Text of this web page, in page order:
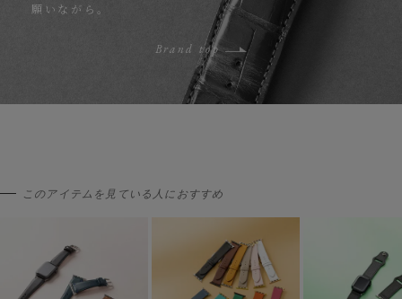
願いながら。
Brand top
このアイテムを見ている人におすすめ